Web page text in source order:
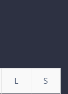
L S